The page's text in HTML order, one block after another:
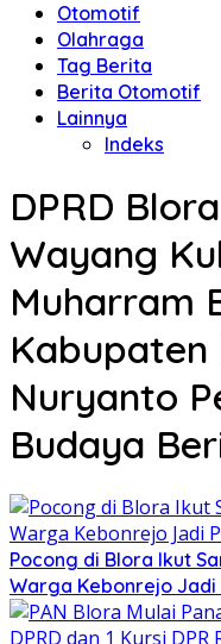
Otomotif
Olahraga
Tag Berita
Berita Otomotif
Lainnya
Indeks
DPRD
Wayang
Muharram
Kabupaten
Nuryanto
Budaya
‎Pocong di Blora Ikut
Warga Kebonrejo Jadi